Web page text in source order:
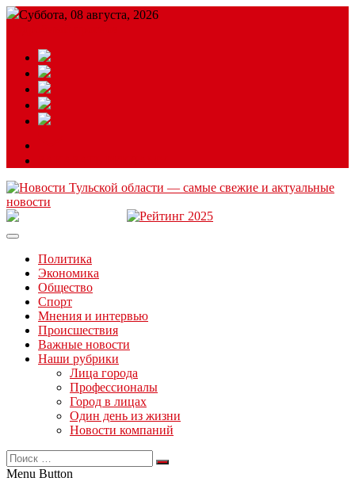
Суббота, 08 августа, 2026
Читайте последние новости дня в Тульской области на сайте
Политика
Экономика
Общество
Спорт
Мнения и интервью
Происшествия
Важные новости
Наши рубрики
Лица города
Профессионалы
Город в лицах
Один день из жизни
Новости компаний
Menu Button